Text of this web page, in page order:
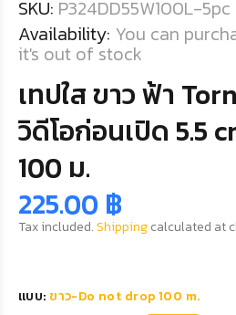
SKU: P324DD55W100L-5pc
Availability: You can
it's out of stock
เทปใส ขาว ฟ้า
วิดีโอก่อนเปิด 5.5
100 ม.
225.00 ฿
Tax included.Shippingcalculated at
แบบ: ขาว-Do not drop 100 m.